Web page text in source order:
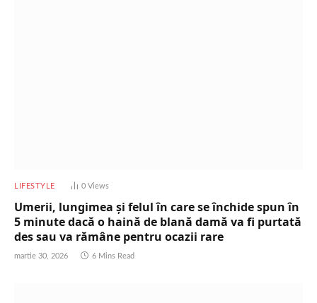
LIFESTYLE 0 Views
Umerii, lungimea și felul în care se închide spun în
5 minute dacă o haină de blană damă va fi purtată
des sau va rămâne pentru ocazii rare
martie 30, 2026 6 Mins Read